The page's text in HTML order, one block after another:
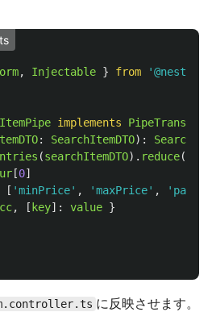
, Injectable } from '@nestjs/
implements
PipeTransform
: SearchItemDTO):
(searchItemDTO). reduce((
[0]
[ 'minPrice' , 'maxPrice' , ' page
, [ key]: value }
に反映させます。